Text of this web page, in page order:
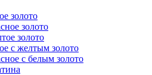
золото
золото
золото
с желтым золото
с белым золото